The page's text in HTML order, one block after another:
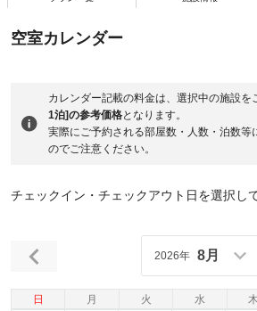
空室カレンダー
カレンダー記載の料金は、選択中の施設を
1泊]の参考価格となります。
実際にご予約される部屋数・人数・泊数等
のでご注意ください。
チェックイン・チェックアウト日を選択し
日 月 火 水 木
2026年 8月